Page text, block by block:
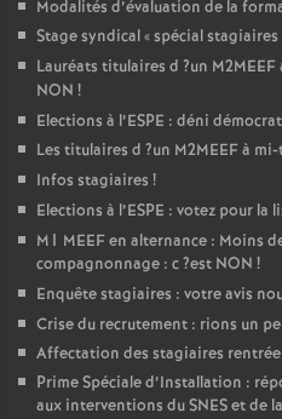
Modalités d’évaluation de la
Stage syndical «spécial stagiaires
Lauréats titulaires d ?un M2MEEF
NON !
Elections à l’ESPE : déni
Les titulaires d ?un M2MEEFà mi-
Infos stagiaires !
Elections à l’ESPE : votez pour la
M1 MEEFen alternance : Moins
compagnonnage : c?est NON !
Enquête stagiaires : votre avis
Crise du recrutement : rions un
Affectation des stagiaires
Prime Spéciale d’Installation :
aux interventions duSNESet de la